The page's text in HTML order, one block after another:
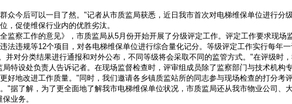
众今后可以一目了然。"记者从市质监局获悉，近日我市首次对电梯维保单位进行分
，促使维保行业内的优胜劣汰。
监察工作的意见》，市质监局从5月份开始开展了分级评定工作。评定工作要求现场
法违规等12个项目，对各电梯维保单位进行综合量化记分。等级评定工作实行每年
对分类结果进行通报和对外公布，不同等级将会采取不同的监管方式。"在评级时
特设处负责人告诉记者。在现场监督检查时，评审组成员除了监察部门与技术机构
好地改进工作质量。"同时，我们邀请各乡镇质监站所的同志参与现场检查的打分考
"据了解，为了更全面地了解我市电梯维保单位状况，市质监局还从我市物业公司、
业务。